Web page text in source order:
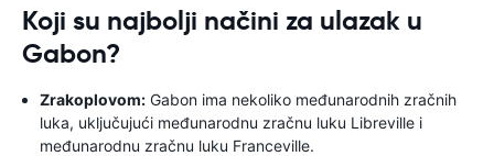
Koji su najbolji načini za ulazak u
Gabon?
Zrakoplovom: Gabon ima nekoliko međunarodnih zračnih
luka, uključujući međunarodnu zračnu luku Libreville i
međunarodnu zračnu luku Franceville.